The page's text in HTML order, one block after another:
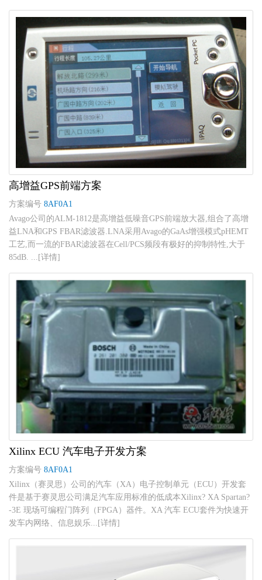
高增益GPS前端方案
方案编号 8AF0A1
Avago公司的ALM-1812是高增益低噪音GPS前端放大器,组合了高增
益LNA和GPS FBAR滤波器.LNA采用Avago的GaAs增强模式pHEMT
工艺,而一流的FBAR滤波器在Cell/PCS频段有极好的抑制特性,大于
85dB. ...[详情]
Xilinx ECU 汽车电子开发方案
方案编号 8AF0A1
Xilinx（赛灵思）公司的汽车（XA）电子控制单元（ECU）开发套
件是基于赛灵思公司满足汽车应用标准的低成本Xilinx? XA Spartan?
-3E 现场可编程门阵列（FPGA）器件。XA 汽车 ECU套件为快速开
发车内网络、信息娱乐...[详情]